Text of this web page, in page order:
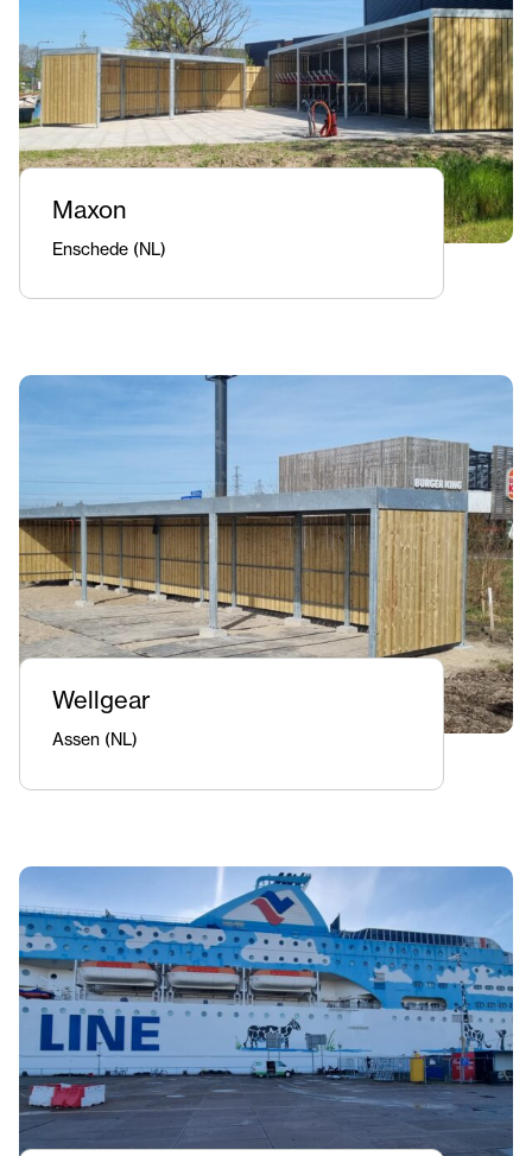
Maxon
Enschede (NL)
Wellgear
Assen (NL)